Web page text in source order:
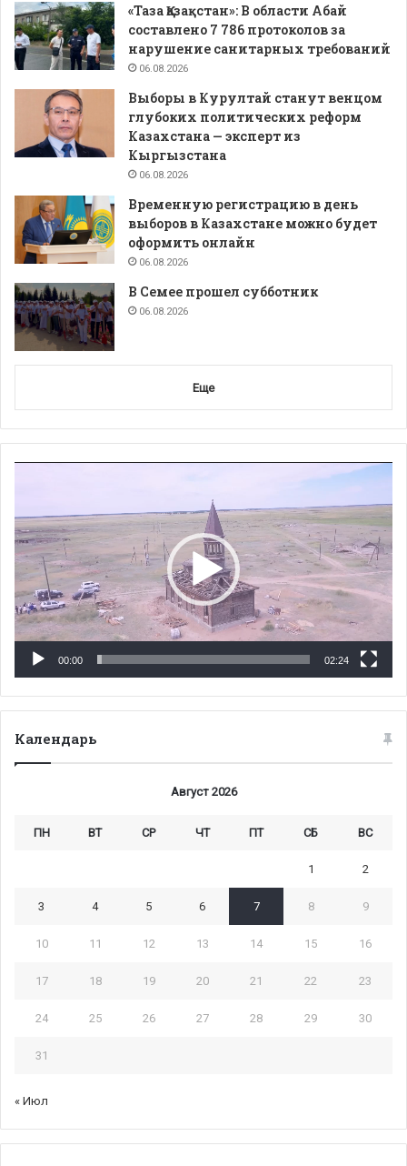
«Таза Қазақстан»: В области Абай
составлено 7 786 протоколов за
нарушение санитарных требований
06.08.2026
Выборы в Курултай станут венцом
глубоких политических реформ
Казахстана — эксперт из
Кыргызстана
06.08.2026
Временную регистрацию в день
выборов в Казахстане можно будет
оформить онлайн
06.08.2026
В Семее прошел субботник
06.08.2026
Еще
00:00 02:24
Календарь
Август 2026
ПН ВТ СР ЧТ ПТ СБ ВС
1 2
3 4 5 6 7 8 9
10 11 12 13 14 15 16
17 18 19 20 21 22 23
24 25 26 27 28 29 30
31
« Июл